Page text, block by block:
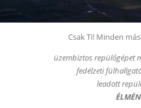
Csak Ti! Minden
üzembiztos repülőgépet
fedélzeti
leadott